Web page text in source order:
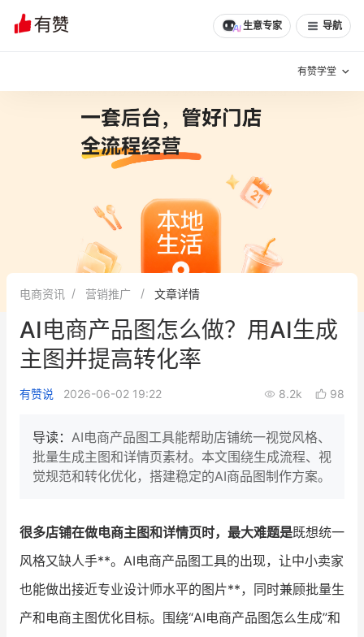
生意专家 导航
有赞学堂
增长方法
有赞专家说
新零售最佳实践
面对面聊增长
新零售大会 新零售茶会
增长产品指南
产品更新动态 帮助中心
品牌消费观 行业报告
文章 问诊 分享
电商资讯 营销推广 文章详情
AI电商产品图怎么做？用AI生成
主图并提高转化率
有赞说 2026-06-02 19:22 8.2k 98
导读： AI电商产品图工具能帮助店铺统一视觉风格、
批量生成主图和详情页素材。本文围绕生成流程、视
觉规范和转化优化，搭建稳定的AI商品图制作方案。
很多店铺在做电商主图和详情页时，最大难题是既想统一
风格又缺人手**。AI电商产品图工具的出现，让中小卖家
也能做出接近专业设计师水平的图片**，同时兼顾批量生
产和电商主图优化目标。围绕“AI电商产品图怎么生成”和